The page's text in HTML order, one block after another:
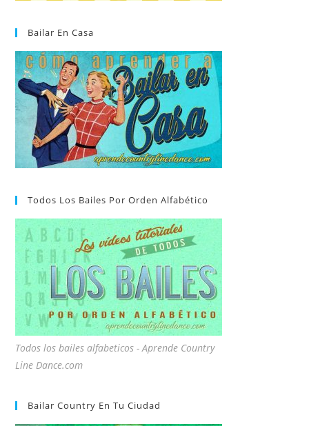
Bailar En Casa
Todos Los Bailes Por Orden Alfabético
Todos los bailes alfabeticos - Aprende Country
Line Dance.com
Bailar Country En Tu Ciudad